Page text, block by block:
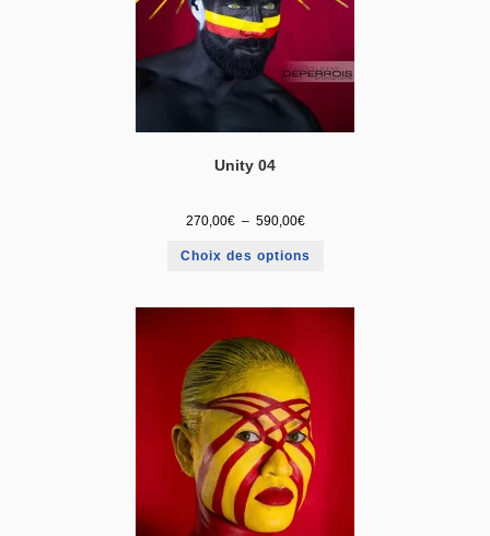
Unity 04
270,00€ – 590,00€
Choix des options